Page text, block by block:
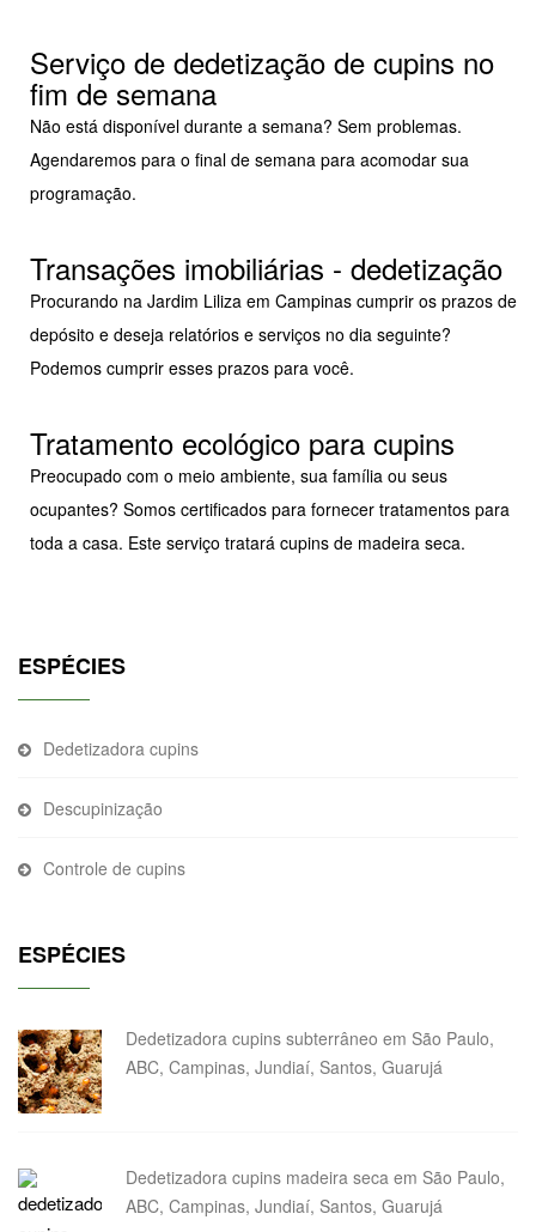
Serviço de dedetização de cupins no
fim de semana
Não está disponível durante a semana? Sem problemas.
Agendaremos para o final de semana para acomodar sua
programação.
Transações imobiliárias - dedetização
Procurando na Jardim Liliza em Campinas cumprir os prazos de
depósito e deseja relatórios e serviços no dia seguinte?
Podemos cumprir esses prazos para você.
Tratamento ecológico para cupins
Preocupado com o meio ambiente, sua família ou seus
ocupantes? Somos certificados para fornecer tratamentos para
toda a casa. Este serviço tratará cupins de madeira seca.
ESPÉCIES
Dedetizadora cupins
Descupinização
Controle de cupins
ESPÉCIES
Dedetizadora cupins subterrâneo em São Paulo,
ABC, Campinas, Jundiaí, Santos, Guarujá
Dedetizadora cupins madeira seca em São Paulo,
ABC, Campinas, Jundiaí, Santos, Guarujá